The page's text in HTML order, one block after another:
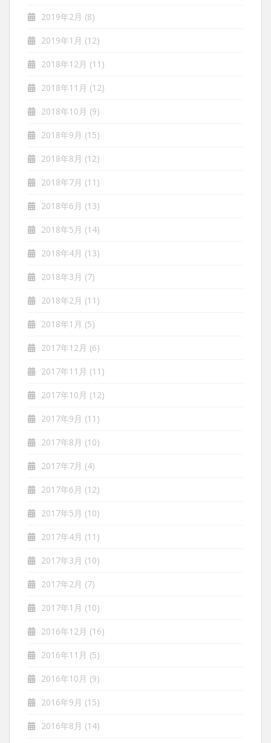
2019年2月 (8)
2019年1月 (12)
2018年12月 (11)
2018年11月 (12)
2018年10月 (9)
2018年9月 (15)
2018年8月 (12)
2018年7月 (11)
2018年6月 (13)
2018年5月 (14)
2018年4月 (13)
2018年3月 (7)
2018年2月 (11)
2018年1月 (5)
2017年12月 (6)
2017年11月 (11)
2017年10月 (12)
2017年9月 (11)
2017年8月 (10)
2017年7月 (4)
2017年6月 (12)
2017年5月 (10)
2017年4月 (11)
2017年3月 (10)
2017年2月 (7)
2017年1月 (10)
2016年12月 (16)
2016年11月 (5)
2016年10月 (9)
2016年9月 (15)
2016年8月 (14)